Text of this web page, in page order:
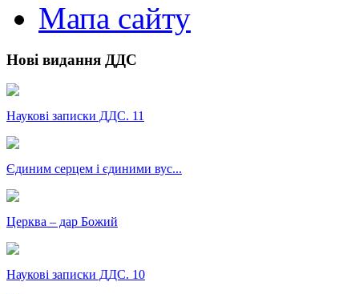
Мапа сайту
Нові видання ДДС
Наукові записки ДДС. 11
Єдиним серцем і єдиними вус...
Церква – дар Божий
Наукові записки ДДС. 10